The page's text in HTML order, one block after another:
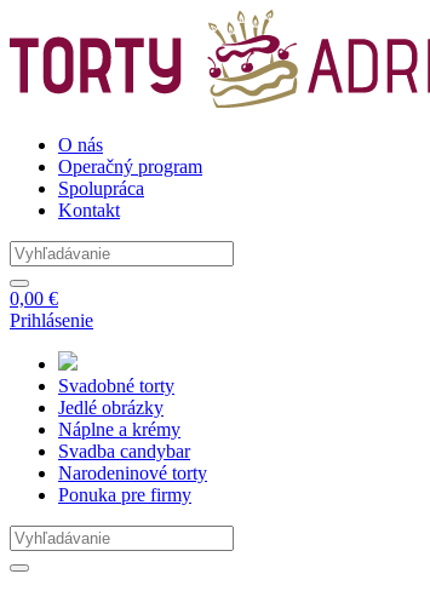
O nás
Operačný program
Spolupráca
Kontakt
0,00 €
Prihlásenie
Svadobné torty
Jedlé obrázky
Náplne a krémy
Svadba candybar
Narodeninové torty
Ponuka pre firmy